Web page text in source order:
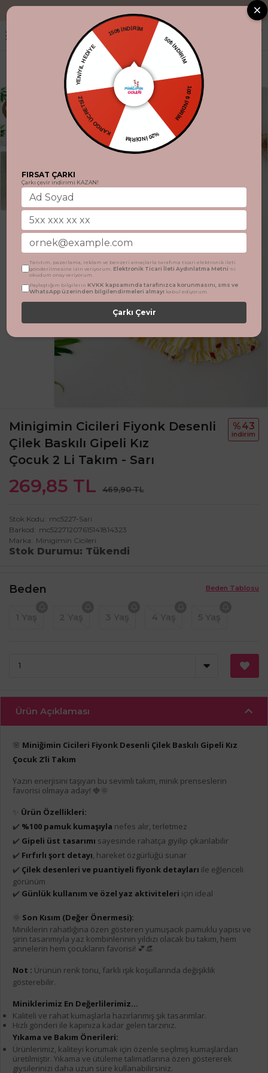
"Aynı gün
Minigimin Cicileri Fiyonk Desenli
Çilek Baskılı Gipeli Kız
Çocuk 2 Li Takım - Sarı
269,85 TL 469,90 TL
%43
i̇ndi̇ri̇m
Stok Kodu
mc5227-Sari
Barkod
mc52271207615141814323
Marka
Minigimin Cicileri
Stok Durumu Tükendi
Beden Tablosu
Beden
Ürün Açıklaması
🌸 Miniğimin Cicileri Fiyonk Desenli Çilek Baskılı Gipeli Kız
Çocuk 2’li Takım
Yazın enerjisini taşıyan bu sevimli takım, minik prenseslerin
favorisi olmaya aday! 🍓🌞
Ürün Özellikleri:
✔️ %100 pamuk kumaşıyla nefes alır, terletmez
✔️ Gipeli üst tasarımı sayesinde rahatça giyilip çıkarılabilir
✔️ Fırfırlı şort detayı , hareket özgürlüğü sunar
✔️ Çilek desenleri ve puantiyeli fiyonk detayları ile eğlenceli
görünüm
✔️ Günlük kullanım ve özel yaz aktiviteleri için ideal
🌞 Son Kısım (Değer Önermesi):
Miniklerin rahatlığına özen gösteren yumuşacık pamuklu yapısı ve
şirin tasarımıyla yaz kombinlerinin yıldızı olacak bu takım, hem
annelerin hem çocukların favorisi! 💕👒
Not : Ürünün renk tonu, farklı ışık koşullarında değişiklik
gösterebilir.
Miniklerimiz En Değerlilerimiz...
Kaliteli ve rahat kumaşlarla hazırlanmış şık tasarımlar.
Hızlı gönderi ile kapınıza kadar gelen tarzınız.
Yıkama ve Bakım Önerileri:
Ürünlerimiz, kaliteyi korumak için özenle seçilmiş kumaşlardan
üretilmiştir. Yıkama ve ütüleme talimatlarına özen göstererek
giysilerinizi daha uzun süre kullanabilirsiniz.
150₺ İNDİRİM
50₺ İNDİRİM
100 ₺ İNDİRİM
%20 İNDİRİM
KARGO ÜCRETSİZ
YENİYIL HEDİYE
FIRSAT ÇARKI
Çarkı çevir indirimi KAZAN!
Tanıtım, pazarlama, reklam ve benzeri amaçlarla tarafıma ticari elektronik ileti
gönderilmesine izin veriyorum. Elektronik Ticari İleti Aydınlatma Metni 'ni
okudum onay veriyorum.
Paylaştığım bilgilerin KVKK kapsamında tarafınızca korunmasını, sms ve
WhatsApp üzerinden bilgilendirmeleri almayı kabul ediyorum.
Çarkı Çevir